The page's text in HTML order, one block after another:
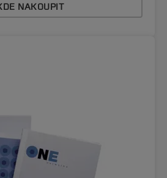
NAKOUPIT